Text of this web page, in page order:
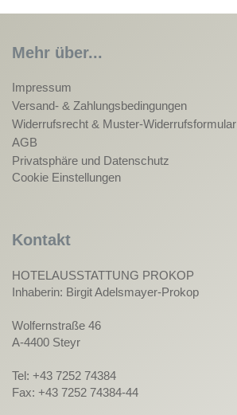
Mehr über...
Impressum
Versand- & Zahlungsbedingungen
Widerrufsrecht & Muster-Widerrufsformular
AGB
Privatsphäre und Datenschutz
Cookie Einstellungen
Kontakt
HOTELAUSSTATTUNG PROKOP
Inhaberin: Birgit Adelsmayer-Prokop
Wolfernstraße 46
A-4400 Steyr
Tel: +43 7252 74384
Fax: +43 7252 74384-44